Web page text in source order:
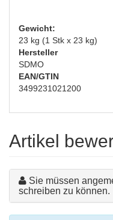
Gewicht:
23 kg (1 Stk x 23 kg)
Hersteller
SDMO
EAN/GTIN
3499231021200
Artikel
Sie müssen
schreiben zu können.